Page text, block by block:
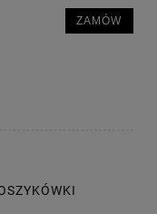
ZAMÓW